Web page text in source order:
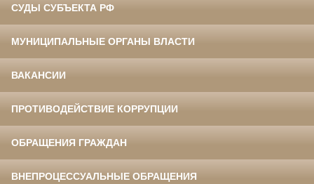
СУДЫ СУБЪЕКТА РФ
МУНИЦИПАЛЬНЫЕ ОРГАНЫ ВЛАСТИ
ВАКАНСИИ
ПРОТИВОДЕЙСТВИЕ КОРРУПЦИИ
ОБРАЩЕНИЯ ГРАЖДАН
ВНЕПРОЦЕССУАЛЬНЫЕ ОБРАЩЕНИЯ